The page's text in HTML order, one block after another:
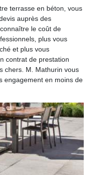
terrasse en béton, vous
auprès des
le coût de
plus vous
et plus vous
contrat de prestation
chers. M. Mathurin vous
engagement en moins de